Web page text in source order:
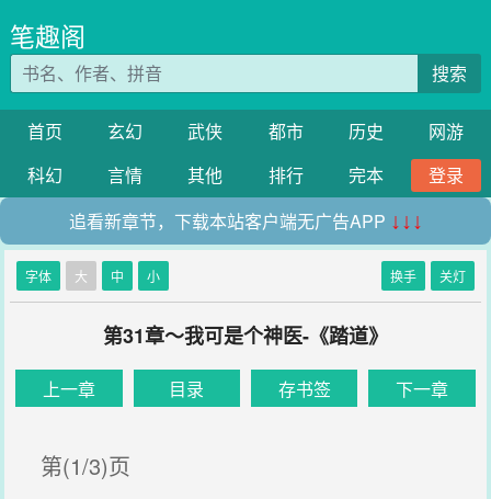
笔趣阁
搜索
首页 玄幻 武侠 都市 历史
网游
科幻
言情 其他 排行 完本
登录
追看新章节，下载本站客户端无广告APP ↓↓↓
字体 大 中 小 换手 关灯
第31章～我可是个神医-《踏道》
上一章 目录 存书签 下一章
第(1/3)页